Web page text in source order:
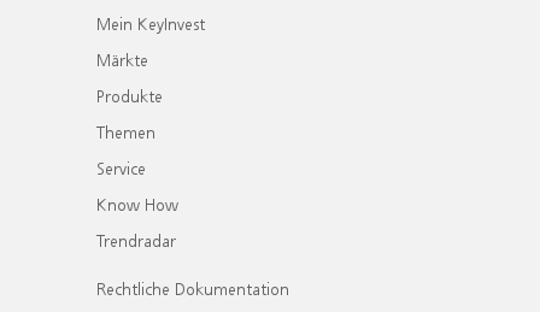
Mein KeyInvest
Märkte
Produkte
Themen
Service
Know How
Trendradar
Rechtliche Dokumentation